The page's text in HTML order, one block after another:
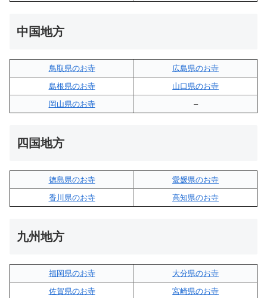
中国地方
鳥取県のお寺
広島県のお寺
島根県のお寺
山口県のお寺
岡山県のお寺
–
四国地方
徳島県のお寺
愛媛県のお寺
香川県のお寺
高知県のお寺
九州地方
福岡県のお寺
大分県のお寺
佐賀県のお寺
宮崎県のお寺